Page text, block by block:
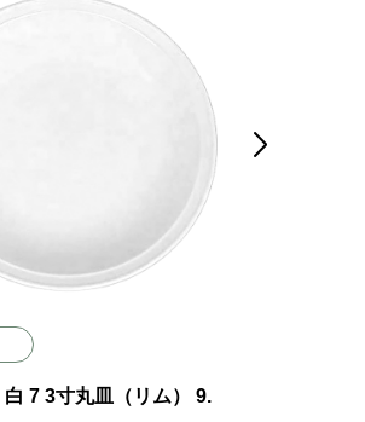
7 3寸丸皿（リム） 9.
